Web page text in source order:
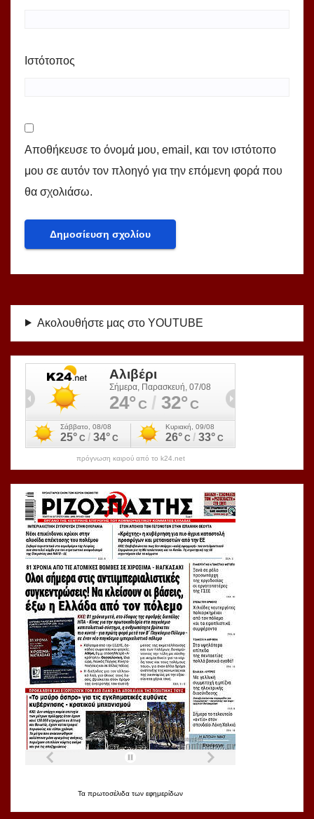
Ιστότοπος
Αποθήκευσε το όνομά μου, email, και τον ιστότοπο
μου σε αυτόν τον πλοηγό για την επόμενη φορά που
θα σχολιάσω.
Ακολουθήστε μας στο YOUTUBE
πρόγνωση καιρού από το k24.net
Τα πρωτοσέλιδα των εφημερίδων